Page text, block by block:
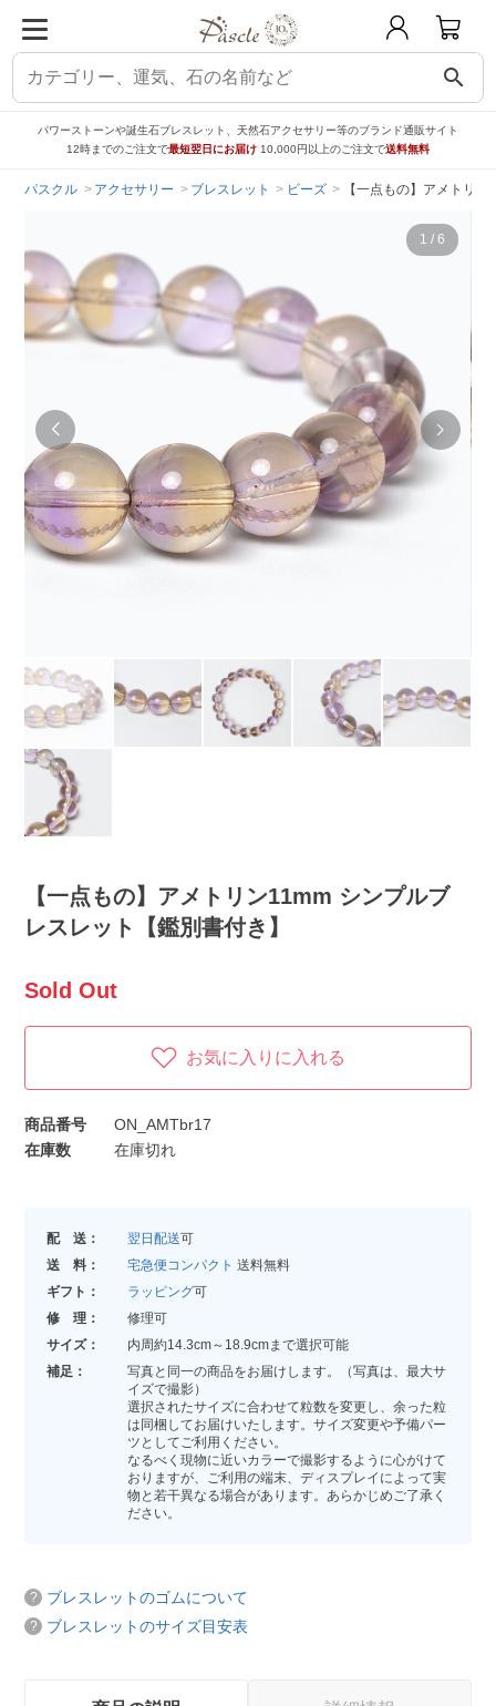
search
パワーストーンや誕生石ブレスレット、天然石アクセサリー等のブランド通販サイト
12時までのご注文で最短翌日にお届け 10,000円以上のご注文で送料無料
パスクル アクセサリー ブレスレット ビーズ 【一点もの】アメトリ
1 / 6
【一点もの】アメトリン11mm シンプルブ
レスレット【鑑別書付き】
Sold Out
お気に入りに入れる
商品番号
ON_AMTbr17
在庫数
在庫切れ
配 送： 翌日配送可
送 料：
宅急便コンパクト 送料無料
ギフト：
ラッピング可
修 理：
修理可
サイズ：
内周約14.3cm～18.9cmまで選択可能
補足：
写真と同一の商品をお届けします。（写真は、最大サ
イズで撮影）
選択されたサイズに合わせて粒数を変更し、余った粒
は同梱してお届けいたします。サイズ変更や予備パー
ツとしてご利用ください。
なるべく現物に近いカラーで撮影するように心がけて
おりますが、ご利用の端末、ディスプレイによって実
物と若干異なる場合があります。あらかじめご了承く
ださい。
ブレスレットのゴムについて
ブレスレットのサイズ目安表